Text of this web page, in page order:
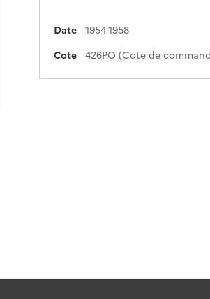
Date
1954-1958
Cote
426PO (Cote de